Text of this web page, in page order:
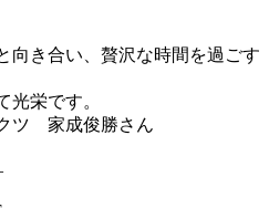
向き合い、贅沢な時間を過ごす
光栄です。
ツ 家成俊勝さん